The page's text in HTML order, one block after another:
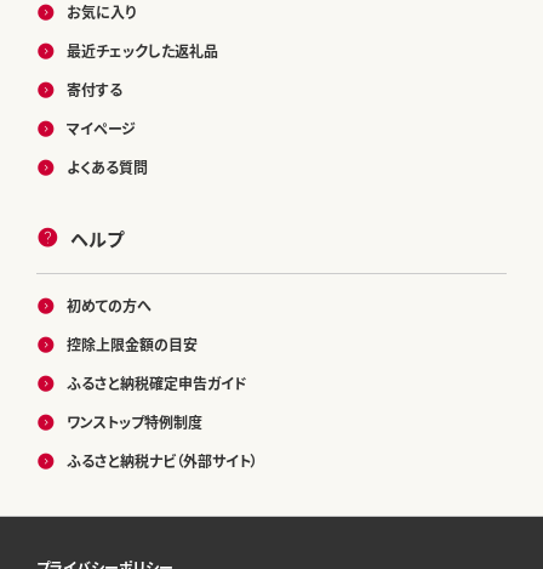
お気に入り
最近チェックした返礼品
寄付する
マイページ
よくある質問
ヘルプ
初めての方へ
控除上限金額の目安
ふるさと納税確定申告ガイド
ワンストップ特例制度
ふるさと納税ナビ（外部サイト）